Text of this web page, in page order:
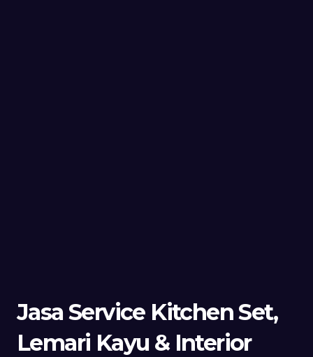
Jasa Service Kitchen Set,
Lemari Kayu & Interior